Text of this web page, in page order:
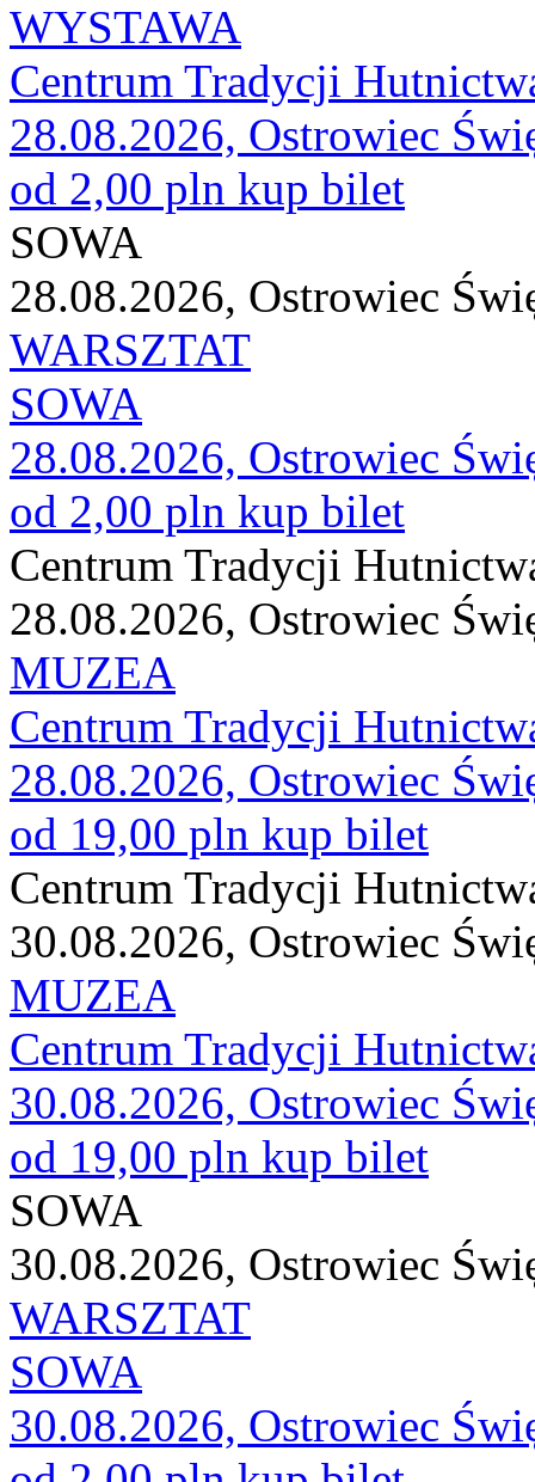
WYSTAWA
Centrum Tradycji
28.08.2026, Ostrowiec
od 2,00 pln kup bilet
SOWA
28.08.2026, Ostrowiec
WARSZTAT
SOWA
28.08.2026, Ostrowiec
od 2,00 pln kup bilet
Centrum Tradycji
28.08.2026, Ostrowiec
MUZEA
Centrum Tradycji
28.08.2026, Ostrowiec
od 19,00 pln kup bilet
Centrum Tradycji
30.08.2026, Ostrowiec
MUZEA
Centrum Tradycji
30.08.2026, Ostrowiec
od 19,00 pln kup bilet
SOWA
30.08.2026, Ostrowiec
WARSZTAT
SOWA
30.08.2026, Ostrowiec